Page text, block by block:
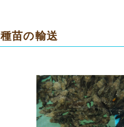
種苗の輸送